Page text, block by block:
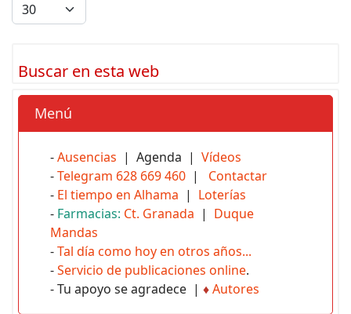
Buscar en esta web
Menú
-Ausencias | Agenda | Vídeos
-Telegram 628 669 460 | Contactar
- El tiempo en Alhama | Loterías
- Farmacias: Ct. Granada | Duque
Mandas
-Tal día como hoy en otros años...
-Servicio de publicaciones online.
- Tu apoyo se agradece | ♦Autores